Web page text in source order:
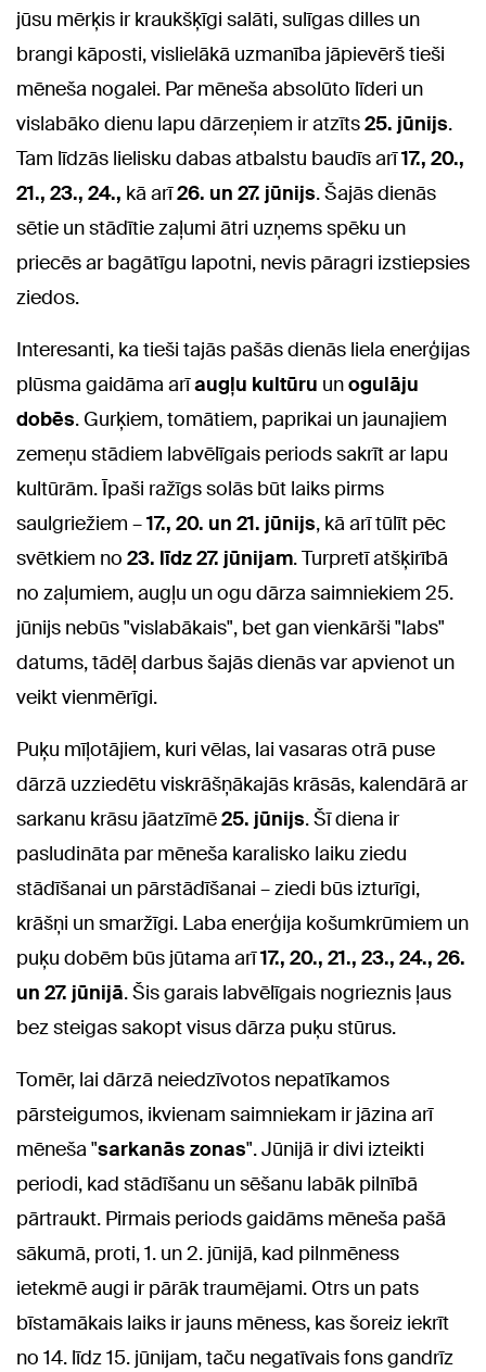
jūsu mērķis ir kraukšķīgi salāti, sulīgas dilles un
brangi kāposti, vislielākā uzmanība jāpievērš tieši
mēneša nogalei. Par mēneša absolūto līderi un
vislabāko dienu lapu dārzeņiem ir atzīts25. jūnijs.
Tam līdzās lielisku dabas atbalstu baudīs arī17., 20.,
21., 23., 24., kā arī26. un 27. jūnijs. Šajās dienās
sētie un stādītie zaļumi ātri uzņems spēku un
priecēs ar bagātīgu lapotni, nevis pāragri izstiepsies
ziedos.
Interesanti, ka tieši tajās pašās dienās liela enerģijas
plūsma gaidāma arīaugļu kultūru unogulāju
dobēs. Gurķiem, tomātiem, paprikai un jaunajiem
zemeņu stādiem labvēlīgais periods sakrīt ar lapu
kultūrām. Īpaši ražīgs solās būt laiks pirms
saulgriežiem –17., 20. un 21. jūnijs, kā arī tūlīt pēc
svētkiem no 23. līdz 27. jūnijam. Turpretī atšķirībā
no zaļumiem, augļu un ogu dārza saimniekiem 25.
jūnijs nebūs "vislabākais", bet gan vienkārši "labs"
datums, tādēļ darbus šajās dienās var apvienot un
veikt vienmērīgi.
Puķu mīļotājiem, kuri vēlas, lai vasaras otrā puse
dārzā uzziedētu viskrāšņākajās krāsās, kalendārā ar
sarkanu krāsu jāatzīmē25. jūnijs. Šī diena ir
pasludināta par mēneša karalisko laiku ziedu
stādīšanai un pārstādīšanai – ziedi būs izturīgi,
krāšņi un smaržīgi. Laba enerģija košumkrūmiem un
puķu dobēm būs jūtama arī17., 20., 21., 23., 24., 26.
un 27. jūnijā. Šis garais labvēlīgais nogrieznis ļaus
bez steigas sakopt visus dārza puķu stūrus.
Tomēr, lai dārzā neiedzīvotos nepatīkamos
pārsteigumos, ikvienam saimniekam ir jāzina arī
mēneša "sarkanās zonas". Jūnijā ir divi izteikti
periodi, kad stādīšanu un sēšanu labāk pilnībā
pārtraukt. Pirmais periods gaidāms mēneša pašā
sākumā, proti, 1. un 2. jūnijā, kad pilnmēness
ietekmē augi ir pārāk traumējami. Otrs un pats
bīstamākais laiks ir jauns mēness, kas šoreiz iekrīt
no 14. līdz 15. jūnijam, taču negatīvais fons gandrīz